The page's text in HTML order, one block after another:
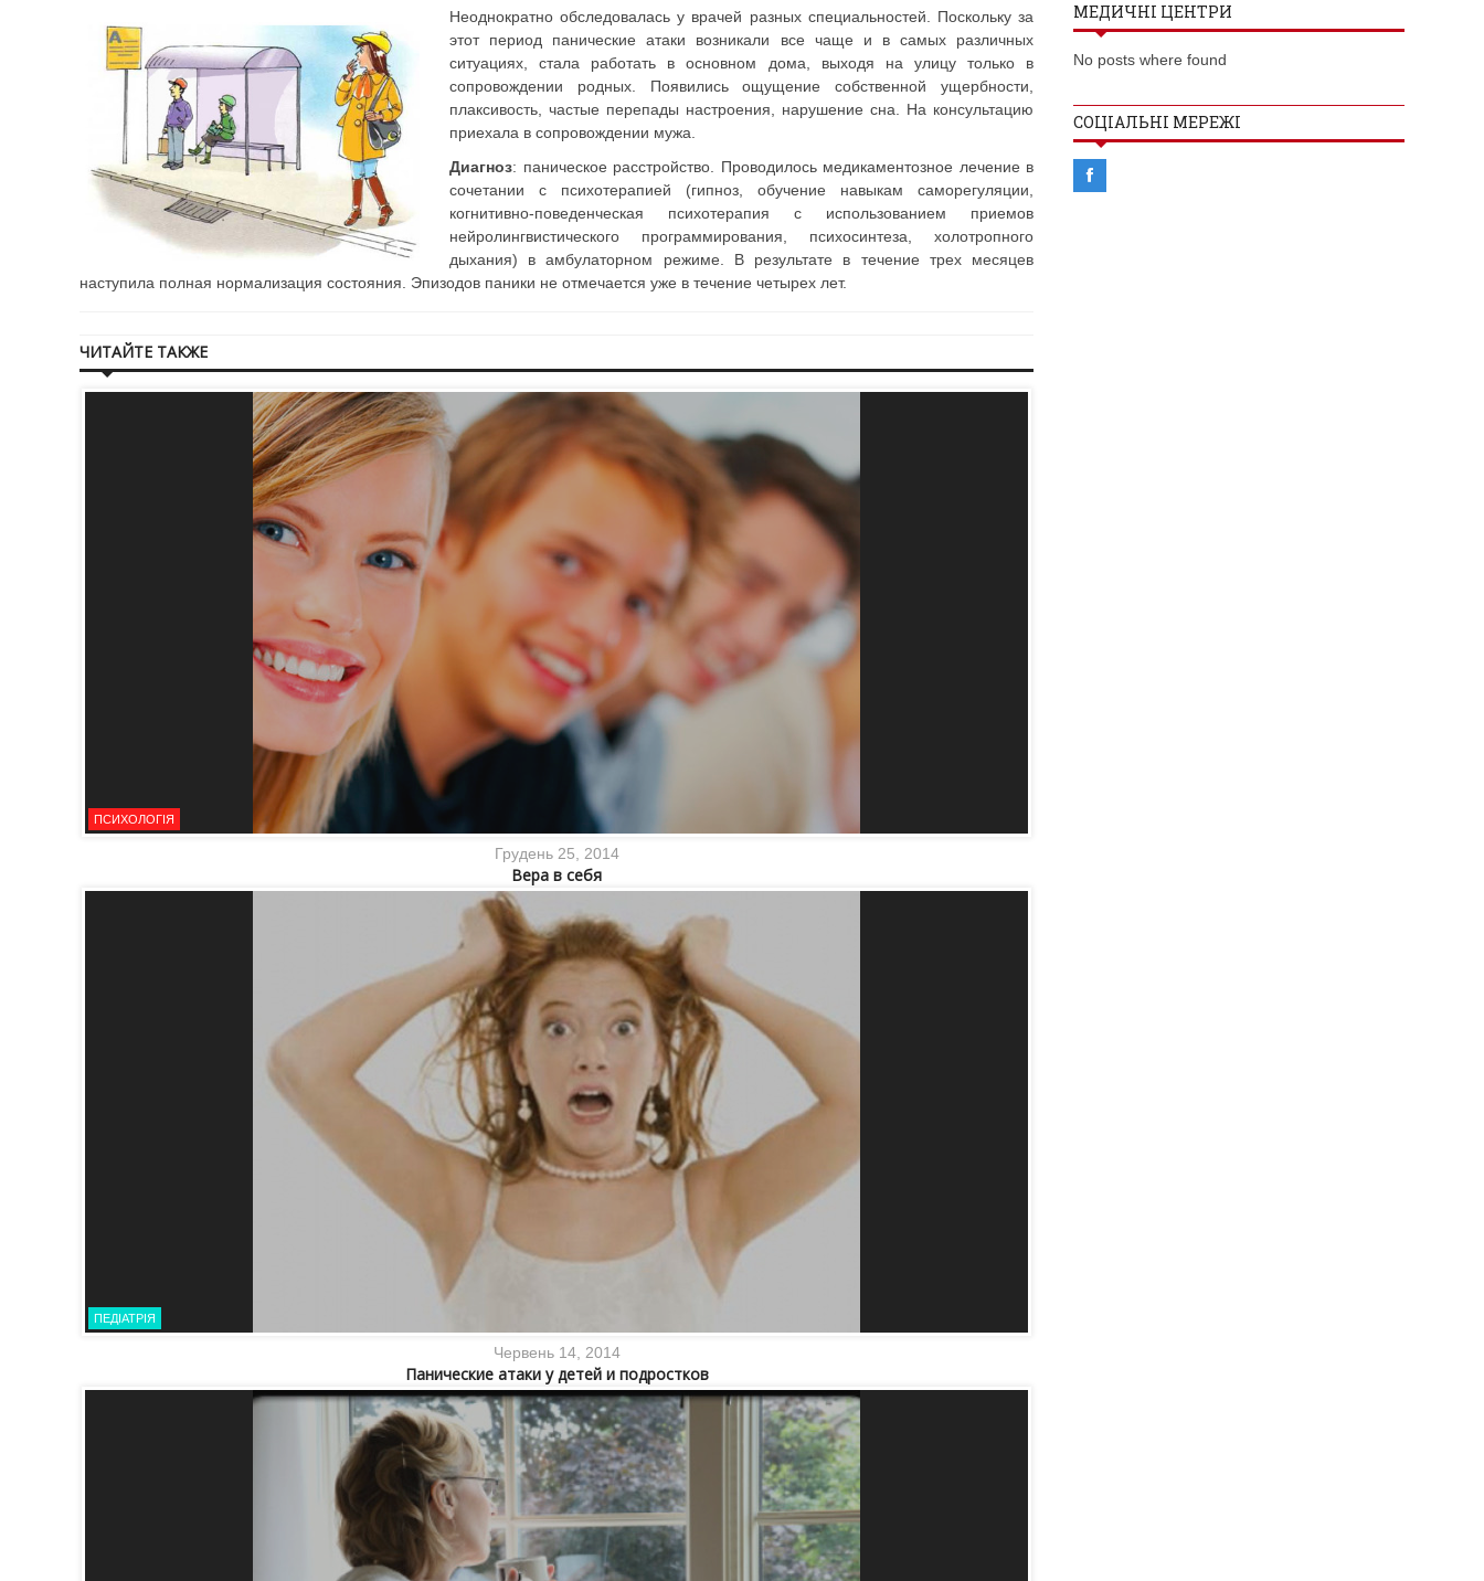
Неоднократно обследовалась у врачей разных специальностей. Поскольку за
этот период панические атаки возникали все чаще и в самых различных
ситуациях, стала работать в основном дома, выходя на улицу только в
сопровождении родных. Появились ощущение собственной ущербности,
плаксивость, частые перепады настроения, нарушение сна. На консультацию
приехала в сопровождении мужа.
Диагноз: паническое расстройство. Проводилось медикаментозное лечение в
сочетании с психотерапией (гипноз, обучение навыкам саморегуляции,
когнитивно-поведенческая психотерапия с использованием приемов
нейролингвистического программирования, психосинтеза, холотропного
дыхания) в амбулаторном режиме. В результате в течение трех месяцев
наступила полная нормализация состояния. Эпизодов паники не отмечается уже в течение четырех лет.
ЧИТАЙТЕ ТАКЖЕ
ПСИХОЛОГІЯ
Грудень 25, 2014
Вера в себя
ПЕДІАТРІЯ
Червень 14, 2014
Панические атаки у детей и подростков
МЕДИЧНІ ЦЕНТРИ
No posts where found
СОЦІАЛЬНІ МЕРЕЖІ